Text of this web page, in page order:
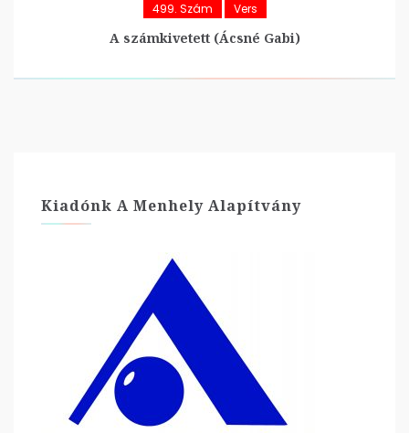
499. Szám Vers
A számkivetett (Ácsné Gabi)
Kiadónk A Menhely Alapítvány